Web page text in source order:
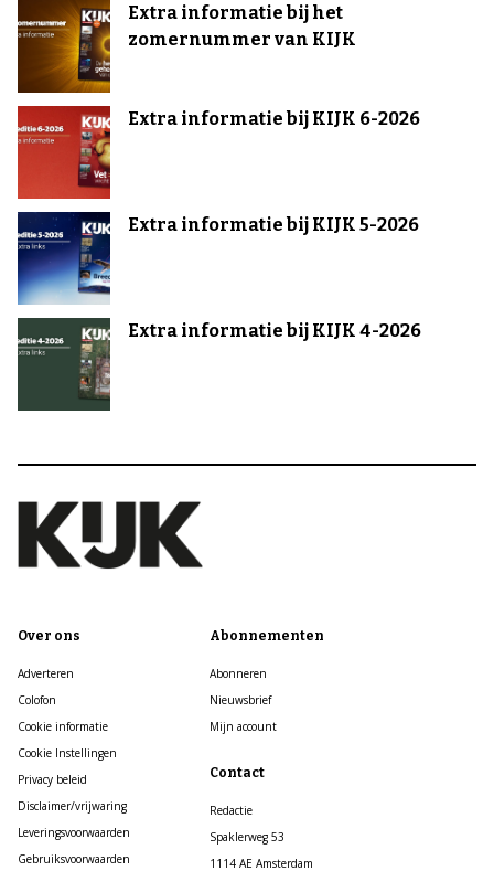
Extra informatie bij het
zomernummer van KIJK
Extra informatie bij KIJK 6-2026
Extra informatie bij KIJK 5-2026
Extra informatie bij KIJK 4-2026
Over ons
Adverteren
Colofon
Cookie informatie
Cookie Instellingen
Privacy beleid
Disclaimer/vrijwaring
Leveringsvoorwaarden
Gebruiksvoorwaarden
Abonnementen
Abonneren
Nieuwsbrief
Mijn account
Contact
Redactie
Spaklerweg 53
1114 AE Amsterdam